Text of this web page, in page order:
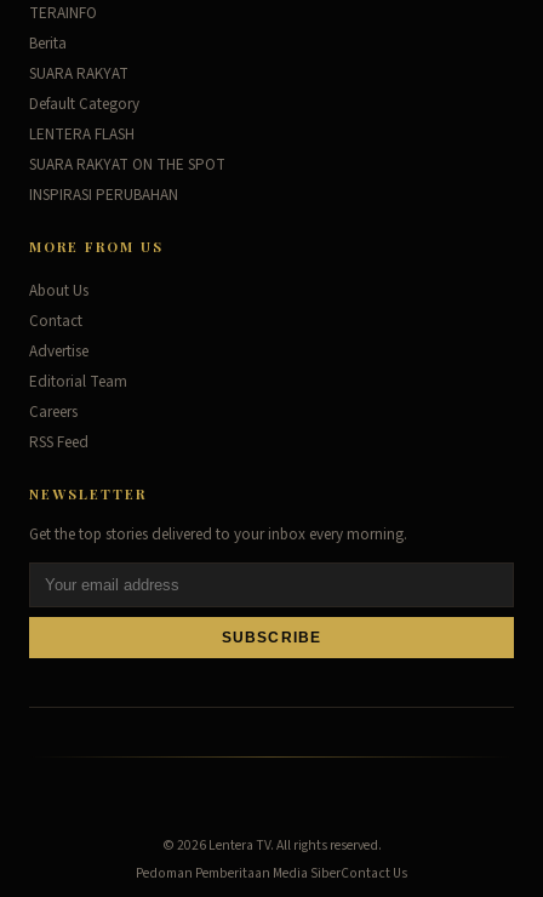
TERAINFO
Berita
SUARA RAKYAT
Default Category
LENTERA FLASH
SUARA RAKYAT ON THE SPOT
INSPIRASI PERUBAHAN
MORE FROM US
About Us
Contact
Advertise
Editorial Team
Careers
RSS Feed
NEWSLETTER
Get the top stories delivered to your inbox every morning.
SUBSCRIBE
© 2026Lentera TV. All rights reserved.
Pedoman Pemberitaan Media SiberContact Us